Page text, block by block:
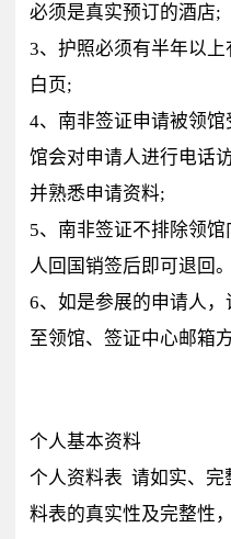
必须是真实预订的酒店;
3、护照必须有半年以
白页;
4、南非签证申请被领
馆会对申请人进行电话
并熟悉申请资料;
5、南非签证不排除领
人回国销签后即可退回。
6、如是参展的申请人
至领馆、签证中心邮箱
个人基本资料
个人资料表 请如实、完
料表的真实性及完整性